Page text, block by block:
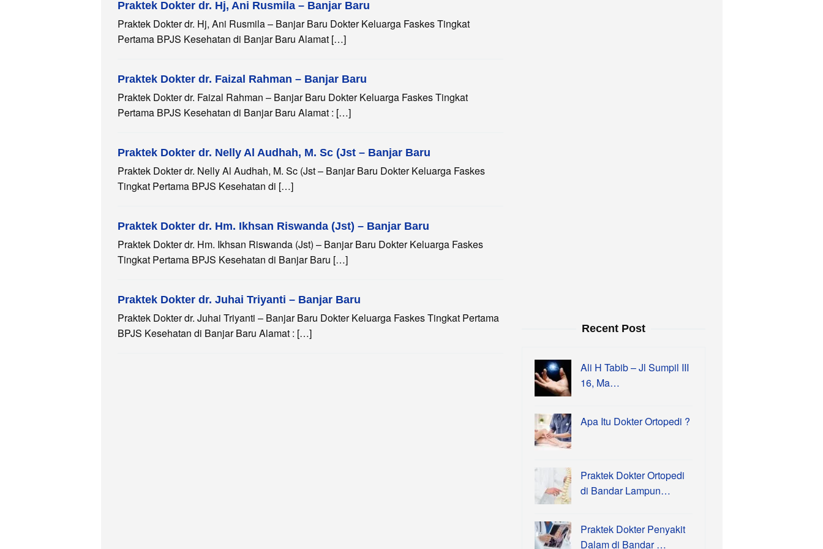
Praktek Dokter dr. Hj, Ani Rusmila – Banjar Baru
Praktek Dokter dr. Hj, Ani Rusmila – Banjar Baru Dokter Keluarga Faskes Tingkat
Pertama BPJS Kesehatan di Banjar Baru Alamat […]
Praktek Dokter dr. Faizal Rahman – Banjar Baru
Praktek Dokter dr. Faizal Rahman – Banjar Baru Dokter Keluarga Faskes Tingkat
Pertama BPJS Kesehatan di Banjar Baru Alamat : […]
Praktek Dokter dr. Nelly Al Audhah, M. Sc (Jst – Banjar Baru
Praktek Dokter dr. Nelly Al Audhah, M. Sc (Jst – Banjar Baru Dokter Keluarga Faskes
Tingkat Pertama BPJS Kesehatan di […]
Praktek Dokter dr. Hm. Ikhsan Riswanda (Jst) – Banjar Baru
Praktek Dokter dr. Hm. Ikhsan Riswanda (Jst) – Banjar Baru Dokter Keluarga Faskes
Tingkat Pertama BPJS Kesehatan di Banjar Baru […]
Praktek Dokter dr. Juhai Triyanti – Banjar Baru
Praktek Dokter dr. Juhai Triyanti – Banjar Baru Dokter Keluarga Faskes Tingkat Pertama
BPJS Kesehatan di Banjar Baru Alamat : […]
Recent Post
Ali H Tabib – Jl Sumpil III
16, Ma…
Apa Itu Dokter Ortopedi ?
Praktek Dokter Ortopedi
di Bandar Lampun…
Praktek Dokter Penyakit
Dalam di Bandar …